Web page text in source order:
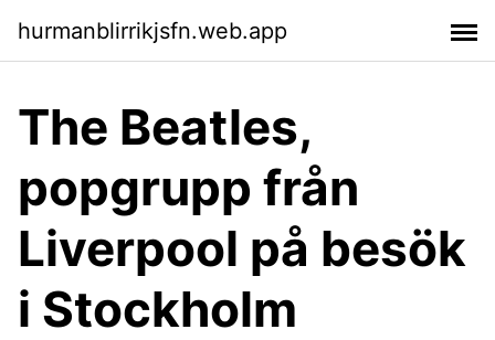
hurmanblirrikjsfn.web.app
The Beatles,
popgrupp från
Liverpool på besök
i Stockholm